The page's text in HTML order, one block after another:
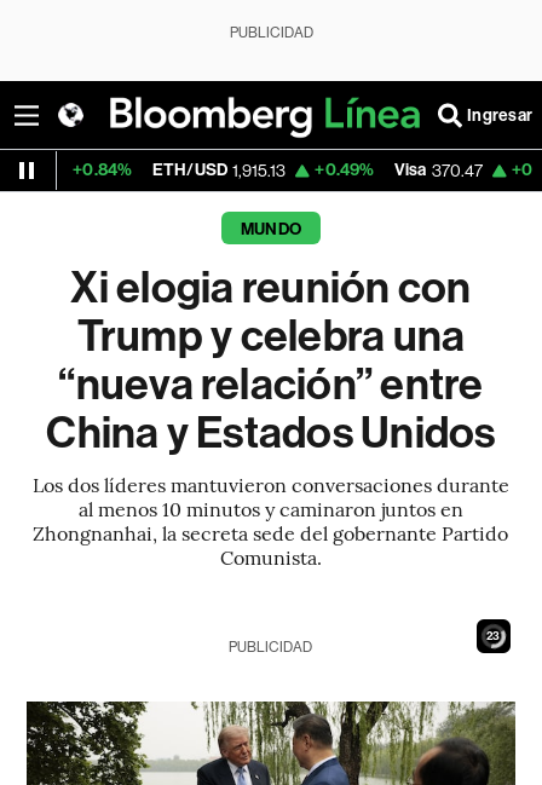
PUBLICIDAD
Ingresar
ETH/USD 1,915.13 +0.49% Visa 370.47 +0.52%
MUNDO
Xi elogia reunión con
Trump y celebra una
“nueva relación” entre
China y Estados Unidos
Los dos líderes mantuvieron conversaciones durante
al menos 10 minutos y caminaron juntos en
Zhongnanhai, la secreta sede del gobernante Partido
Comunista.
22
PUBLICIDAD